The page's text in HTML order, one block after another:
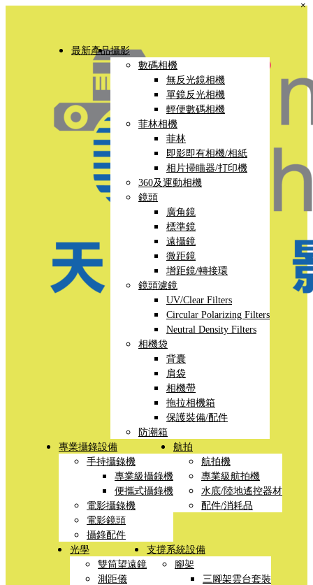
最新產品攝影
數碼相機
無反光鏡相機
單鏡反光相機
輕便數碼相機
菲林相機
菲林
即影即有相機/相紙
相片掃瞄器/打印機
360及運動相機
鏡頭
廣角鏡
標準鏡
遠攝鏡
微距鏡
增距鏡/轉接環
鏡頭濾鏡
UV/Clear Filters
Circular Polarizing Filters
Neutral Density Filters
相機袋
背囊
肩袋
相機帶
拖拉相機箱
保護裝備/配件
防潮箱
專業攝錄設備
手持攝錄機
專業級攝錄機
便攜式攝錄機
電影攝錄機
電影鏡頭
攝錄配件
航拍
航拍機
專業級航拍機
水底/陸地遙控器材
配件/消耗品
光學
雙筒望遠鏡
測距儀
支撐系統設備
腳架
三腳架雲台套裝
×